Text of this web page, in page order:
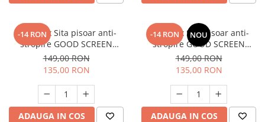
-14 RON
SET: 10 x Sita pisoar anti-
stropire GOOD SCREEN
PowerFresh 30+, Purple Berry
149,00 RON
135,00 RON
ADAUGA IN COS
-14 RON NOU
SET: 10 x Sita pisoar anti-
stropire GOOD SCREEN
PowerFresh 30+, Fresh Breeze
149,00 RON
135,00 RON
ADAUGA IN COS